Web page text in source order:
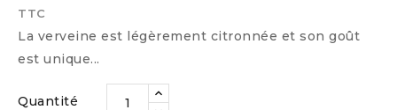
TTC
La verveine est légèrement citronnée et son goût
est unique...
Quantité